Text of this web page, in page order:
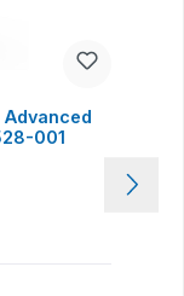
Advanced
001